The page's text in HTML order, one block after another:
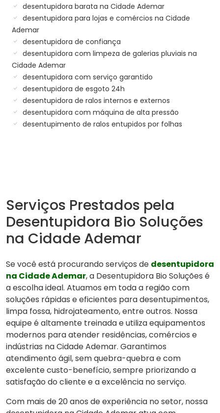
desentupidora barata na Cidade Ademar
desentupidora para lojas e comércios na Cidade
Ademar
desentupidora de confiança
desentupidora com limpeza de galerias pluviais na
Cidade Ademar
desentupidora com serviço garantido
desentupidora de esgoto 24h
desentupidora de ralos internos e externos
desentupidora com máquina de alta pressão
desentupimento de ralos entupidos por folhas
Serviços Prestados pela
Desentupidora Bio Soluções
na Cidade Ademar
Se você está procurando serviços de desentupidora
na Cidade Ademar, a Desentupidora Bio Soluções é
a escolha ideal. Atuamos em toda a região com
soluções rápidas e eficientes para desentupimentos,
limpa fossa, hidrojateamento, entre outros. Nossa
equipe é altamente treinada e utiliza equipamentos
modernos para atender residências, comércios e
indústrias na Cidade Ademar. Garantimos
atendimento ágil, sem quebra-quebra e com
excelente custo-benefício, sempre priorizando a
satisfação do cliente e a excelência no serviço.
Com mais de 20 anos de experiência no setor, nossa